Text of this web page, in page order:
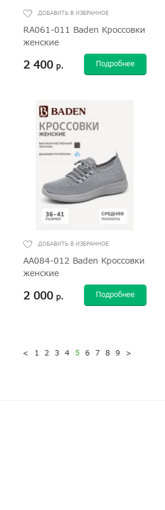
RA061-011 Baden Кроссовки
женские
2 400 р. Подробнее
AA084-012 Baden Кроссовки
женские
2 000 р. Подробнее
< 1 2 3 4 5 6 7 8 9 >